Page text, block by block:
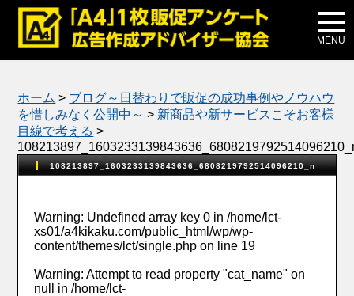
MENU
メディア掲載
公式ブログ
ホーム > ブログ～日替わりで販促の成功事例やノウハウ
を惜しみなく公開中～ > 新商品や新サービスこそお客様
目線で考える >
108213897_1603233139843636_6808219792514096210_n
Warning: Undefined array key 0 in/home/lct-
xs01/a4kikaku.com/public_html/wp/wp-
content/themes/lct/single.php on line 19
Warning: Attempt to read property "cat_name" on
null in/home/lct-